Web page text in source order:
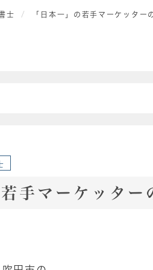
士 「日本一」の若手マーケッター
手マーケッター